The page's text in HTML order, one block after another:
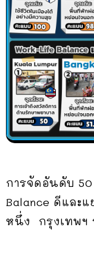
การจัดอันดับ
Balance ดีแล
หนึ่ง กรุงเทพฯ